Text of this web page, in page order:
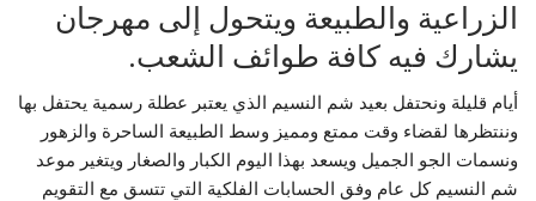
الزراعية والطبيعة ويتحول إلى مهرجان
يشارك فيه كافة طوائف الشعب.
أيام قليلة ونحتفل بعيد شم النسيم الذي يعتبر عطلة رسمية يحتفل بها
وننتظرها لقضاء وقت ممتع ومميز وسط الطبيعة الساحرة والزهور
ونسمات الجو الجميل ويسعد بهذا اليوم الكبار والصغار ويتغير موعد
شم النسيم كل عام وفق الحسابات الفلكية التي تتسق مع التقويم